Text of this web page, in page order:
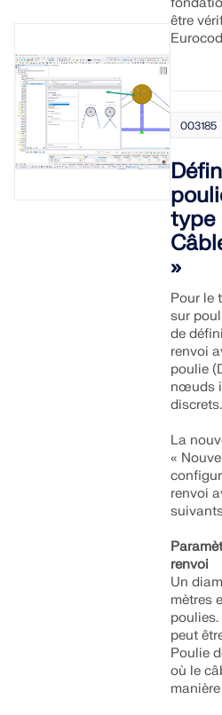
être
003185
type
»
Pour le
sur
de
renvoi
poulie
nœuds
discrets.
La
«
renvoi
renvoi
Un
mètres
peut
Poulie
où le